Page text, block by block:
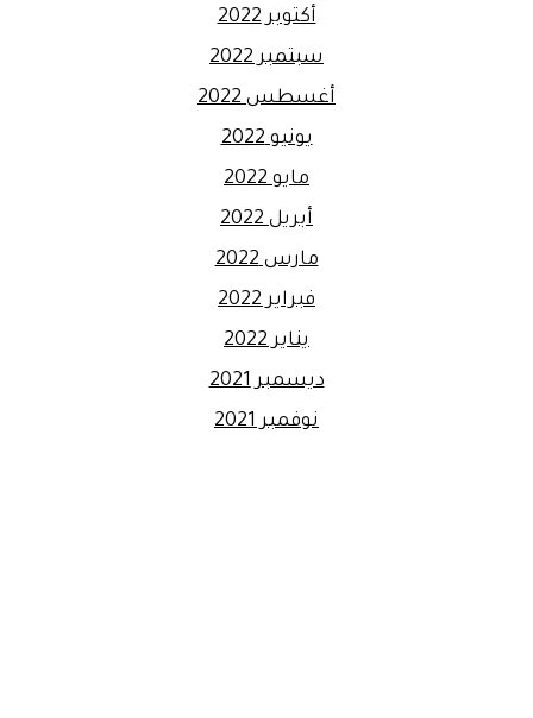
أكتوبر 2022
سبتمبر 2022
أغسطس 2022
يونيو 2022
مايو 2022
أبريل 2022
مارس 2022
فبراير 2022
يناير 2022
ديسمبر 2021
نوفمبر 2021